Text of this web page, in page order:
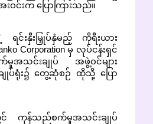
ဝင်းက ပြောကြားသည်။
ရင်းနှီးမြှုပ်နှံမည့် ကိုရီးယား
Corporation မှ လုပ်ငန်းရှင်
အသင်းချုပ် အဖွဲ့ဝင်များ
ပ်ရုံး၌ တွေ့ဆုံစဉ် ထိုသို့ ပြော
င် ကုန်သည်စက်မှုအသင်းချုပ်